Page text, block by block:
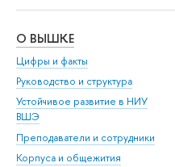
О ВЫШКЕ
Цифры и факты
Руководство и структура
Устойчивое развитие в НИУ
ВШЭ
Преподаватели и сотрудники
Корпуса и общежития